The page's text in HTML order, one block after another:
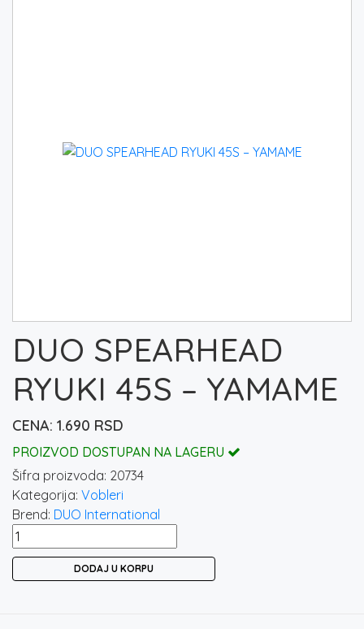
DUO SPEARHEAD
RYUKI 45S – YAMAME
1.690 RSD
PROIZVOD DOSTUPAN NA LAGERU
Šifra proizvoda: 20734
Kategorija: Vobleri
Brend: DUO International
DUO
SPEARHEAD
DODAJ U KORPU